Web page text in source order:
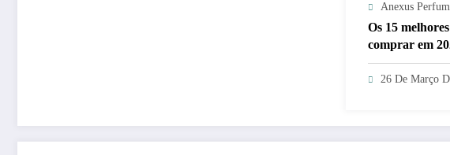
Anexus
Os 15
comprar em
26 De Março